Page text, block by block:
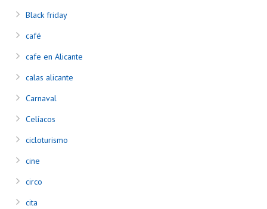
Black friday
café
cafe en Alicante
calas alicante
Carnaval
Celíacos
cicloturismo
cine
circo
cita